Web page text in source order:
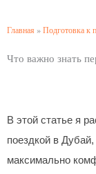
Главная »Подготовка к
Что важно знать
В этой статье я
поездкой в
максимально